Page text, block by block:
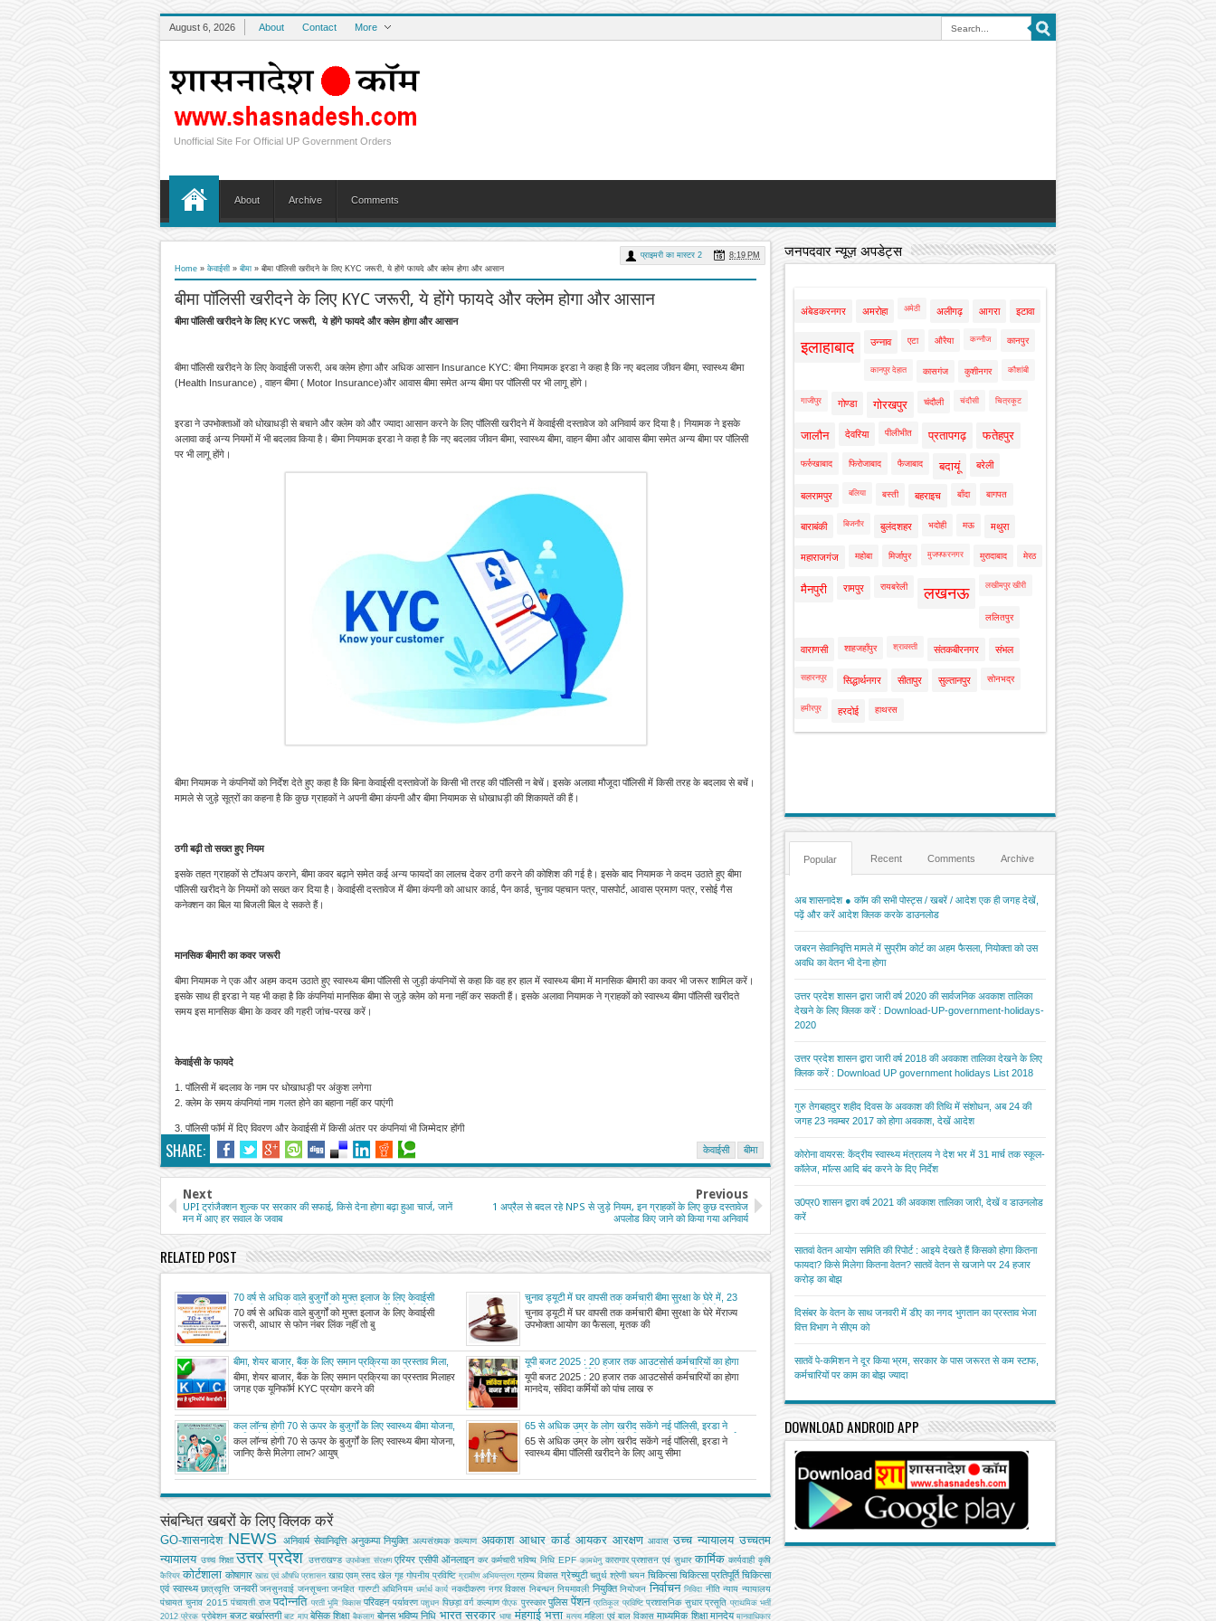
August 6, 2026 About Contact More
Unofficial Site For Official UP Government Orders
About Archive Comments
Home » केवाईसी » बीमा » बीमा पॉलिसी खरीदने के लिए KYC जरूरी, ये होंगे फायदे और क्लेम होगा और आसान
बीमा पॉलिसी खरीदने के लिए KYC जरूरी, ये होंगे फायदे और क्लेम होगा और आसान
प्राइमरी का मास्टर 2 8:19 PM
केवाईसी बीमा
बीमा पॉलिसी खरीदने के लिए KYC जरूरी, ये होंगे फायदे और क्लेम होगा और आसान
बीमा पॉलिसी खरीदने के लिए केवाईसी जरूरी, अब क्लेम होगा और अधिक आसान Insurance KYC: बीमा नियामक इरडा ने कहा है कि नए बदलाव जीवन बीमा, स्वास्थ्य बीमा
(Health Insurance) , वाहन बीमा ( Motor Insurance)और आवास बीमा समेत अन्य बीमा पर पॉलिसी पर भी लागू होंगे।
इरडा ने उपभोक्ताओं को धोखाधड़ी से बचाने और क्लेम को और ज्यादा आसान करने के लिए पॉलिसी खरीदने में केवाईसी दस्तावेज को अनिवार्य कर दिया है। नियामक ने इसके
अलावा कई अन्य नियमों में भी बदलाव किया है। बीमा नियामक इरडा ने कहा है कि नए बदलाव जीवन बीमा, स्वास्थ्य बीमा, वाहन बीमा और आवास बीमा समेत अन्य बीमा पर पॉलिसी
पर भी लागू होंगे।
बीमा नियामक ने कंपनियों को निर्देश देते हुए कहा है कि बिना केवाईसी दस्तावेजों के किसी भी तरह की पॉलिसी न बेचें। इसके अलावा मौजूदा पॉलिसी में किसी तरह के बदलाव से बचें।
मामले से जुड़े सूत्रों का कहना है कि कुछ ग्राहकों ने अपनी बीमा कंपनी और बीमा नियामक से धोखाधड़ी की शिकायतें की हैं।
ठगी बढ़ी तो सख्त हुए नियम
इसके तहत ग्राहकों से टॉपअप कराने, बीमा कवर बढ़ाने समेत कई अन्य फायदों का लालच देकर ठगी करने की कोशिश की गई है। इसके बाद नियामक ने कदम उठाते हुए बीमा
पॉलिसी खरीदने के नियमों को सख्त कर दिया है। केवाईसी दस्तावेज में बीमा कंपनी को आधार कार्ड, पैन कार्ड, चुनाव पहचान पत्र, पासपोर्ट, आवास प्रमाण पत्र, रसोई गैस
कनेक्शन का बिल या बिजली बिल दे सकते हैं।
मानसिक बीमारी का कवर जरूरी
बीमा नियामक ने एक और अहम कदम उठाते हुए स्वास्थ्य बीमा पॉलिसी से जुड़ी कंपनियों से कहा कि वह हर हाल में स्वास्थ्य बीमा में मानसिक बीमारी का कवर भी जरूर शामिल करें।
इसके साथ ही इरडा ने यह भी कहा है कि कंपनियां मानसिक बीमा से जुड़े क्लेम को मना नहीं कर सकती हैं। इसके अलावा नियामक ने ग्राहकों को स्वास्थ्य बीमा पॉलिसी खरीदते
समय इस मानसिक बीमा के कवर की गहरी जांच-परख करें।
केवाईसी के फायदे
1. पॉलिसी में बदलाव के नाम पर धोखाधड़ी पर अंकुश लगेगा
2. क्लेम के समय कंपनियां नाम गलत होने का बहाना नहीं कर पाएंगी
3. पॉलिसी फॉर्म में दिए विवरण और केवाईसी में किसी अंतर पर कंपनियां भी जिम्मेदार होंगी
SHARE:
Next
UPI ट्रांजैक्शन शुल्क पर सरकार की सफाई, किसे देना होगा बढ़ा हुआ चार्ज, जानें
मन में आए हर सवाल के जवाब
Previous
1 अप्रैल से बदल रहे NPS से जुड़े नियम, इन ग्राहकों के लिए कुछ दस्तावेज
अपलोड किए जाने को किया गया अनिवार्य
RELATED POST
70 वर्ष से अधिक वाले बुजुर्गों को मुफ्त इलाज के लिए केवाईसी
जरूरी, आधार से फोन नंबर लिंक नहीं तो बुजुर्गों को बायोमीट्रिक
सत्यापन कराना होगा
70 वर्ष से अधिक वाले बुजुर्गों को मुफ्त इलाज के लिए केवाईसी
जरूरी, आधार से फोन नंबर लिंक नहीं तो बु
चुनाव ड्यूटी में घर वापसी तक कर्मचारी बीमा सुरक्षा के घेरे में, 23
साल बाद राज्य उपभोक्ता आयोग का फैसला, बीमा कंपनी को चुकाना
होगा पांच लाख रुपये का दावा
चुनाव ड्यूटी में घर वापसी तक कर्मचारी बीमा सुरक्षा के घेरे मेंराज्य
उपभोक्ता आयोग का फैसला, मृतक की
बीमा, शेयर बाजार, बैंक के लिए समान प्रक्रिया का प्रस्ताव मिला,
हर जगह एक यूनिफॉर्म KYC प्रयोग करने की तैयारी
बीमा, शेयर बाजार, बैंक के लिए समान प्रक्रिया का प्रस्ताव मिलाहर
जगह एक यूनिफॉर्म KYC प्रयोग करने की
यूपी बजट 2025 : 20 हजार तक आउटसोर्स कर्मचारियों का होगा
मानदेय, संविदा कर्मियों को पांच लाख रुपये तक का मिलेगा निःशुल्क
चिकित्सा बीमा
यूपी बजट 2025 : 20 हजार तक आउटसोर्स कर्मचारियों का होगा
मानदेय, संविदा कर्मियों को पांच लाख रु
कल लॉन्च होगी 70 से ऊपर के बुजुर्गों के लिए स्वास्थ्य बीमा योजना,
जानिए कैसे मिलेगा लाभ?
कल लॉन्च होगी 70 से ऊपर के बुजुर्गों के लिए स्वास्थ्य बीमा योजना,
जानिए कैसे मिलेगा लाभ? आयुष्
65 से अधिक उम्र के लोग खरीद सकेंगे नई पॉलिसी, इरडा ने
स्वास्थ्य बीमा पॉलिसी खरीदने के लिए आयु सीमा की बाध्यता हटाई
65 से अधिक उम्र के लोग खरीद सकेंगे नई पॉलिसी, इरडा ने
स्वास्थ्य बीमा पॉलिसी खरीदने के लिए आयु सीमा
संबन्धित खबरों के लिए क्लिक करें
GO-शासनादेश NEWS अनिवार्य सेवानिवृत्ति अनुकम्पा नियुक्ति अल्‍पसंख्‍यक कल्‍याण अवकाश आधार कार्ड आयकर आरक्षण आवास उच्च न्यायालय उच्चतम
न्यायालय उच्‍च शिक्षा उत्तर प्रदेश उत्तराखण्ड उपभोक्‍ता संरक्षण एरियर एसीपी ऑनलाइन कर कर्मचारी भविष्य निधि EPF कामधेनु कारागार प्रशासन एवं सुधार कार्मिक कार्यवाही कृषि
कैरियर कोर्टशाला कोषागार खाद्य एवं औषधि प्रशासन खाद्य एवम् रसद खेल गृह गोपनीय प्रविष्टि ग्रामीण अभियन्‍त्रण ग्राम्य विकास ग्रेच्युटी चतुर्थ श्रेणी चयन चिकित्सा चिकित्सा प्रतिपूर्ति चिकित्‍सा
एवं स्वास्थ्य छात्रवृत्ति जनवरी जनसुनवाई जनसूचना जनहित गारण्टी अधिनियम धर्मार्थ कार्य नकदीकरण नगर विकास निबन्‍धन नियमावली नियुक्ति नियोजन निर्वाचन निविदा नीति न्याय न्यायालय
पंचायत चुनाव 2015 पंचायती राज पदोन्नति परती भूमि विकास परिवहन पर्यावरण पशुधन पिछड़ा वर्ग कल्‍याण पीएफ पुरस्कार पुलिस पेंशन प्रतिकूल प्रविष्टि प्रशासनिक सुधार प्रसूति प्राथमिक भर्ती
2012 प्रेरक प्रोबेशन बजट बर्खास्तगी बाट माप बेसिक शिक्षा बैकलाग बोनस भविष्य निधि भारत सरकार भाषा मंहगाई भत्ता मत्‍स्‍य महिला एवं बाल विकास माध्यमिक शिक्षा मानदेय मानवाधिकार
जनपदवार न्यूज़ अपडेट्स
अंबेडकरनगर अमरोहा अमेठी अलीगढ़ आगरा इटावा
इलाहाबाद उन्नाव एटा औरैया कन्नौज कानपुर
कानपुर देहात कासगंज कुशीनगर कौशांबी
गाजीपुर गोण्डा गोरखपुर चंदौली चंदौसी चित्रकूट
जालौन देवरिया पीलीभीत प्रतापगढ़ फतेहपुर
फर्रुखाबाद फिरोजाबाद फैजाबाद बदायूं बरेली
बलरामपुर बलिया बस्ती बहराइच बाँदा बागपत
बाराबंकी बिजनौर बुलंदशहर भदोही मऊ मथुरा
महाराजगंज महोबा मिर्जापुर मुजफ्फरनगर मुरादाबाद मेरठ
मैनपुरी रामपुर रायबरेली लखनऊ लखीमपुर खीरी
ललितपुर
वाराणसी शाहजहाँपुर श्रावस्ती संतकबीरनगर संभल
सहारनपुर सिद्धार्थनगर सीतापुर सुल्तानपुर सोनभद्र
हमीरपुर हरदोई हाथरस
Popular Recent Comments Archive
अब शासनादेश ● कॉम की सभी पोस्ट्स / खबरें / आदेश एक ही जगह देखें,
पढ़ें और करें आदेश क्लिक करके डाउनलोड
जबरन सेवानिवृत्ति मामले में सुप्रीम कोर्ट का अहम फैसला, नियोक्ता को उस
अवधि का वेतन भी देना होगा
उत्तर प्रदेश शासन द्वारा जारी वर्ष 2020 की सार्वजनिक अवकाश तालिका
देखने के लिए क्लिक करें : Download-UP-government-holidays-
2020
उत्तर प्रदेश शासन द्वारा जारी वर्ष 2018 की अवकाश तालिका देखने के लिए
क्लिक करें : Download UP government holidays List 2018
गुरु तेगबहादुर शहीद दिवस के अवकाश की तिथि में संशोधन, अब 24 की
जगह 23 नवम्बर 2017 को होगा अवकाश, देखें आदेश
कोरोना वायरस: केंद्रीय स्वास्थ्य मंत्रालय ने देश भर में 31 मार्च तक स्कूल-
कॉलेज, मॉल्स आदि बंद करने के दिए निर्देश
उ0प्र0 शासन द्वारा वर्ष 2021 की अवकाश तालिका जारी, देखें व डाउनलोड
करें
सातवां वेतन आयोग समिति की रिपोर्ट : आइये देखते हैं किसको होगा कितना
फायदा? किसे मिलेगा कितना वेतन? सातवें वेतन से खजाने पर 24 हजार
करोड़ का बोझ
दिसंबर के वेतन के साथ जनवरी में डीए का नगद भुगतान का प्रस्ताव भेजा
वित्त विभाग ने सीएम को
सातवें पे-कमिशन ने दूर किया भ्रम, सरकार के पास जरूरत से कम स्टाफ,
कर्मचारियों पर काम का बोझ ज्यादा
DOWNLOAD ANDROID APP